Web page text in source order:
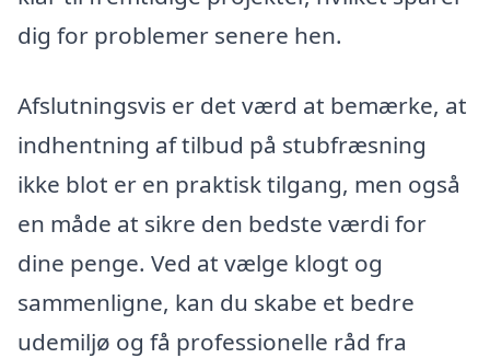
dig for problemer senere hen.
Afslutningsvis er det værd at bemærke, at
indhentning af tilbud på stubfræsning
ikke blot er en praktisk tilgang, men også
en måde at sikre den bedste værdi for
dine penge. Ved at vælge klogt og
sammenligne, kan du skabe et bedre
udemiljø og få professionelle råd fra